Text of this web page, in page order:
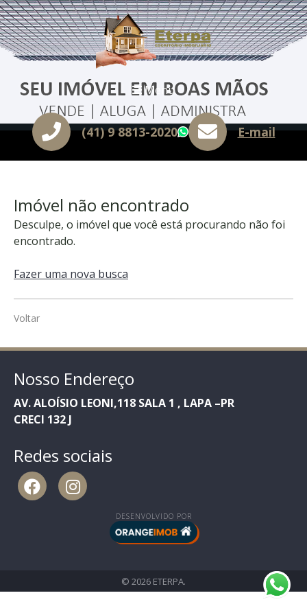
Menu
(41) 9 8813-2020 WhatsApp
E-mail
Imóvel não encontrado
Desculpe, o imóvel que você está procurando não foi
encontrado.
Fazer uma nova busca
Voltar
Nosso Endereço
AV. ALOÍSIO LEONI,118 SALA 1 , LAPA –PR
CRECI 132 J
Redes sociais
DESENVOLVIDO POR
© 2026 ETERPA.